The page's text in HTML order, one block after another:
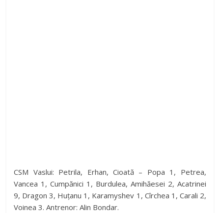
CSM Vaslui: Petrila, Erhan, Cioată – Popa 1, Petrea,
Vancea 1, Cumpănici 1, Burdulea, Amihăesei 2, Acatrinei
9, Dragon 3, Huțanu 1, Karamyshev 1, Cîrchea 1, Carali 2,
Voinea 3. Antrenor: Alin Bondar.